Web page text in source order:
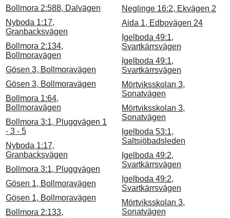
Bollmora 2:588, Dalvägen
Nyboda 1:17,
Granbacksvägen
Bollmora 2:134,
Bollmoravägen
Gösen 3, Bollmoravägen
Gösen 3, Bollmoravägen
Bollmora 1:64,
Bollmoravägen
Bollmora 3:1, Pluggvägen 1
- 3 - 5
Nyboda 1:17,
Granbacksvägen
Bollmora 3:1, Pluggvägen
Gösen 1, Bollmoravägen
Gösen 1, Bollmoravägen
Bollmora 2:133,
Neglinge 16:2, Ekvägen 2
Aida 1, Edbovägen 24
Igelboda 49:1,
Svartkärrsvägen
Igelboda 49:1,
Svartkärrsvägen
Mörtviksskolan 3,
Sonatvägen
Mörtviksskolan 3,
Sonatvägen
Igelboda 53:1,
Saltsjöbadsleden
Igelboda 49:2,
Svartkärrsvägen
Igelboda 49:2,
Svartkärrsvägen
Mörtviksskolan 3,
Sonatvägen